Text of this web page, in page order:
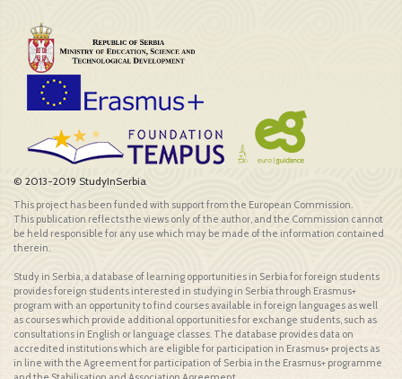
© 2013-2019 StudyInSerbia
This project has been funded with support from the European Commission.
This publication reflects the views only of the author, and the Commission cannot
be held responsible for any use which may be made of the information contained
therein.
Study in Serbia, a database of learning opportunities in Serbia for foreign students
provides foreign students interested in studying in Serbia through Erasmus+
program with an opportunity to find courses available in foreign languages as well
as courses which provide additional opportunities for exchange students, such as
consultations in English or language classes. The database provides data on
accredited institutions which are eligible for participation in Erasmus+ projects as
in line with the Agreement for participation of Serbia in the Erasmus+ programme